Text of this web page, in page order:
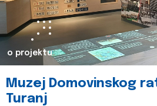
o projektu
Muzej Domovinskog
Turanj